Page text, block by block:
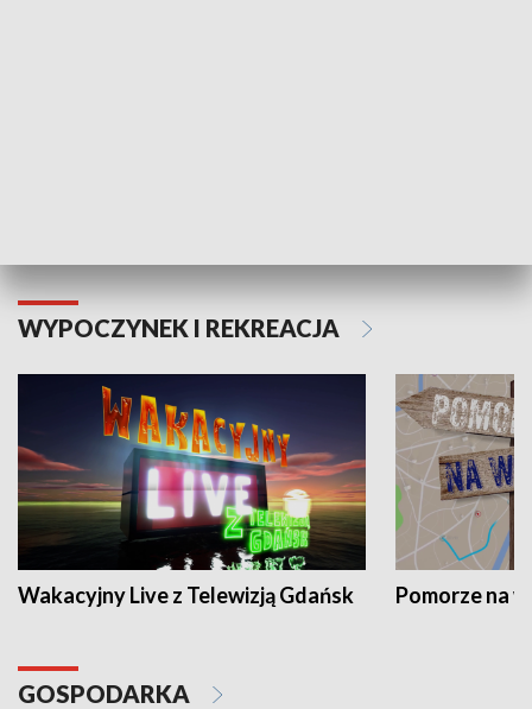
WYPOCZYNEK I REKREACJA
Wakacyjny Live z Telewizją Gdańsk Pomorze na
GOSPODARKA